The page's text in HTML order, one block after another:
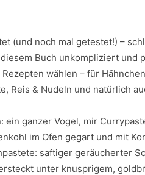
(und noch mal getestet!) –
Buch unkompliziert und
wählen – für
Reis & Nudeln und natürlich
ein ganzer Vogel, mir
im Ofen gegart und mit
saftiger geräucherter
unter knusprigem,